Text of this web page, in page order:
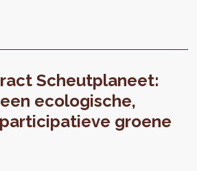
Scheutplaneet:
ecologische,
groene